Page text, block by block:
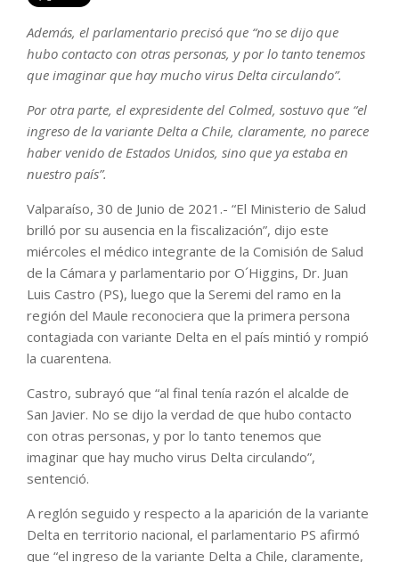
Además, el parlamentario precisó que “no se dijo que
hubo contacto con otras personas, y por lo tanto tenemos
que imaginar que hay mucho virus Delta circulando”.
Por otra parte, el expresidente del Colmed, sostuvo que “el
ingreso de la variante Delta a Chile, claramente, no parece
haber venido de Estados Unidos, sino que ya estaba en
nuestro país”.
Valparaíso, 30 de Junio de 2021.- “El Ministerio de Salud
brilló por su ausencia en la fiscalización”, dijo este
miércoles el médico integrante de la Comisión de Salud
de la Cámara y parlamentario por O´Higgins, Dr. Juan
Luis Castro (PS), luego que la Seremi del ramo en la
región del Maule reconociera que la primera persona
contagiada con variante Delta en el país mintió y rompió
la cuarentena.
Castro, subrayó que “al final tenía razón el alcalde de
San Javier. No se dijo la verdad de que hubo contacto
con otras personas, y por lo tanto tenemos que
imaginar que hay mucho virus Delta circulando”,
sentenció.
A reglón seguido y respecto a la aparición de la variante
Delta en territorio nacional, el parlamentario PS afirmó
que “el ingreso de la variante Delta a Chile, claramente,